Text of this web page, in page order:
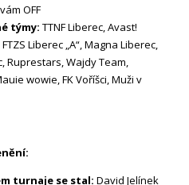
OFF
týmy: TTNF Liberec, Avast!
Liberec „A“, Magna Liberec,
Ruprestars, Wajdy Team,
wowie, FK Voříšci, Muži v
turnaje se stal: David Jelínek